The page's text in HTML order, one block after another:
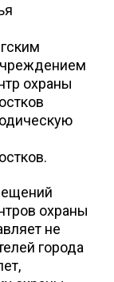
охраны
охраны
не
города